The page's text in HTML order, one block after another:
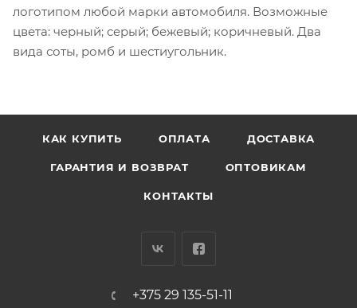
логотипом любой марки автомобиля. Возможные
цвета: черный; серый; бежевый; коричневый. Два
вида соты, ромб и шестиугольник.
КАК КУПИТЬ ОПЛАТА ДОСТАВКА
ГАРАНТИЯ И ВОЗВРАТ ОПТОВИКАМ
КОНТАКТЫ
+375 29 135-51-11